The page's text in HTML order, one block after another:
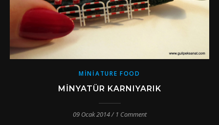
MINIATURE FOOD
MINYATÜR KARNIYARIK
09 Ocak 2014/ 1 Comment